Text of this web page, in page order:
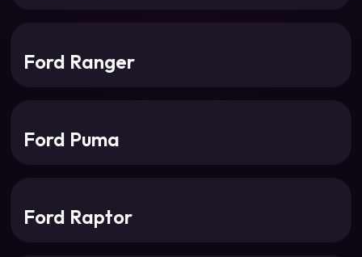
Ford Ranger
Ford Puma
Ford Raptor